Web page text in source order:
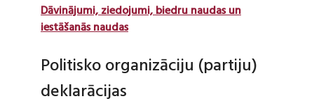
Dāvinājumi, ziedojumi, biedru naudas un
iestāšanās naudas
Politisko organizāciju (partiju)
deklarācijas